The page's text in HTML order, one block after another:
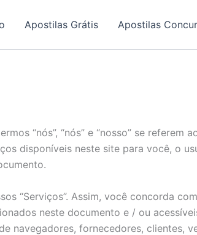
Apostilas Grátis Apostilas
“nós”, “nós” e “nosso” se referem
disponíveis neste site para você, o
“Serviços”. Assim, você concorda
neste documento e / ou
navegadores, fornecedores, clientes,